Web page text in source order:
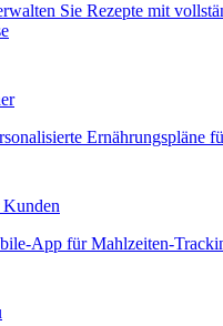
Sie Rezepte mit
Ernährungspläne
App für Mahlzeiten-